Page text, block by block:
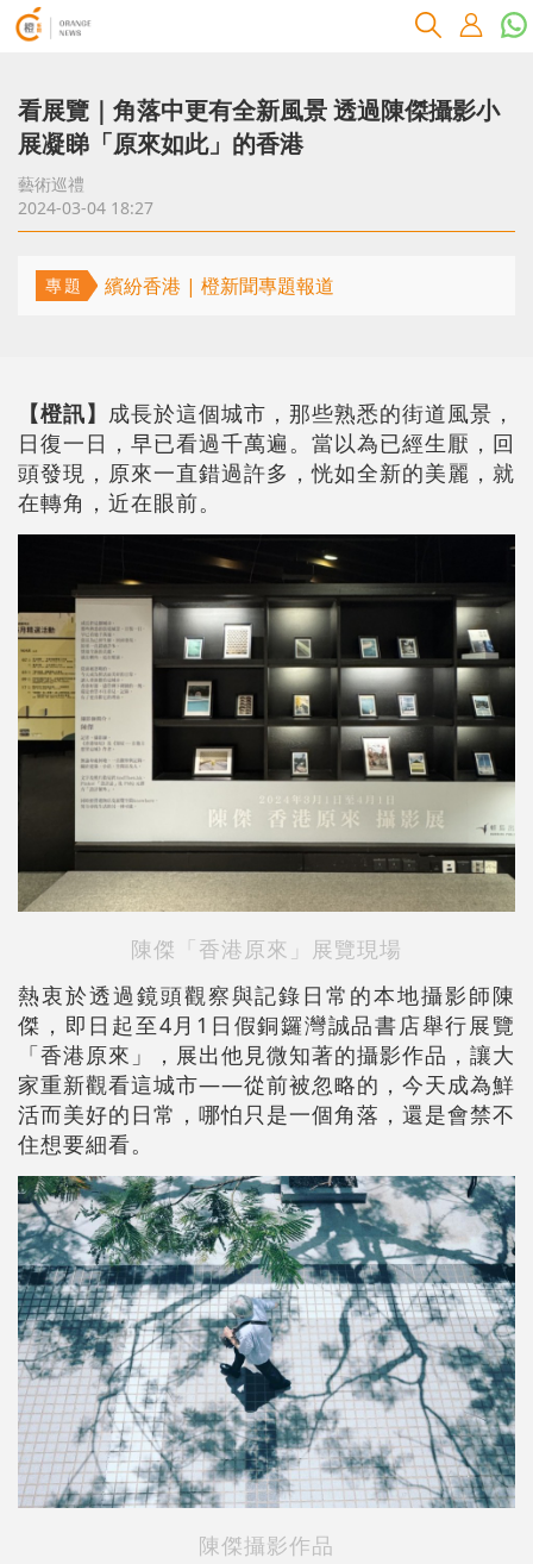
看展覽｜角落中更有全新風景 透過陳傑攝影小
展凝睇「原來如此」的香港
藝術巡禮
2024-03-04 18:27
專題 繽紛香港 | 橙新聞專題報道
【橙訊】 成長於這個城市，那些熟悉的街道風景，
日復一日，早已看過千萬遍。當以為已經生厭，回
頭發現，原來一直錯過許多，恍如全新的美麗，就
在轉角，近在眼前。
陳傑「香港原來」展覽現場
熱衷於透過鏡頭觀察與記錄日常的本地攝影師陳
傑，即日起至4月1日假銅鑼灣誠品書店舉行展覽
「香港原來」，展出他見微知著的攝影作品，讓大
家重新觀看這城市——從前被忽略的，今天成為鮮
活而美好的日常，哪怕只是一個角落，還是會禁不
住想要細看。
陳傑攝影作品